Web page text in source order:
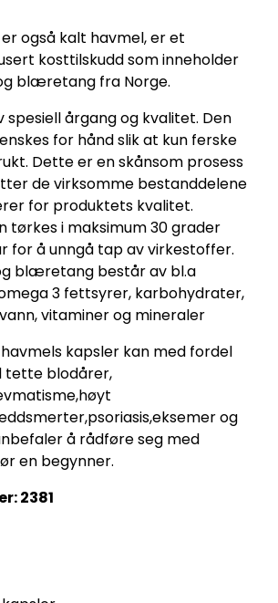
er også kalt havmel, er et
kosttilskudd som inneholder
blæretang fra Norge.
spesiell årgang og kvalitet. Den
for hånd slik at kun ferske
Dette er en skånsom prosess
de virksomme bestanddelene
for produktets kvalitet.
tørkes i maksimum 30 grader
for å unngå tap av virkestoffer.
blæretang består av bl.a
3 fettsyrer, karbohydrater,
vitaminer og mineraler
kapsler kan med fordel
tette blodårer,
og
å rådføre seg med
en begynner.
2381